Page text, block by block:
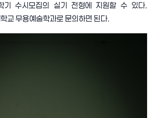
기 수시모집의 실기 전형에 지원할 수 있다.
교 무용예술학과로 문의하면 된다.